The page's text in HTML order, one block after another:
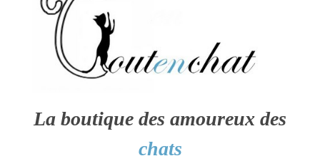
La boutique des amoureux des
chats